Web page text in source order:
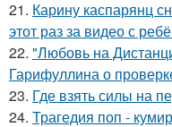
21. Карину каспарянц
этот раз за видео с
22. "Любовь на
Гарифуллина о
23. Где взять силы на
24. Трагедия поп -